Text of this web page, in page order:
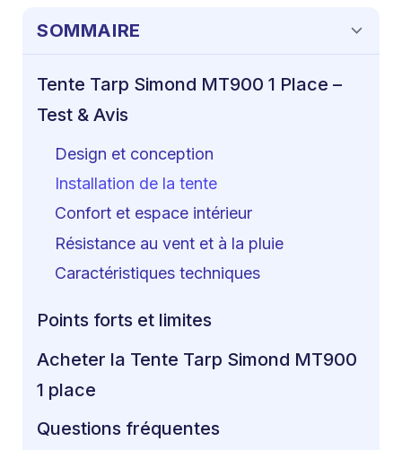
SOMMAIRE
Tente Tarp Simond MT900 1 Place –
Test & Avis
Design et conception
Installation de la tente
Confort et espace intérieur
Résistance au vent et à la pluie
Caractéristiques techniques
Points forts et limites
Acheter la Tente Tarp Simond MT900
1 place
Questions fréquentes